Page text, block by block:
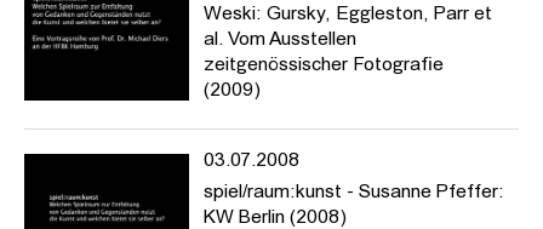
Weski: Gursky, Eggleston, Parr et
al. Vom Ausstellen
zeitgenössischer Fotografie
(2009)
03.07.2008
spiel/raum:kunst - Susanne Pfeffer:
KW Berlin (2008)